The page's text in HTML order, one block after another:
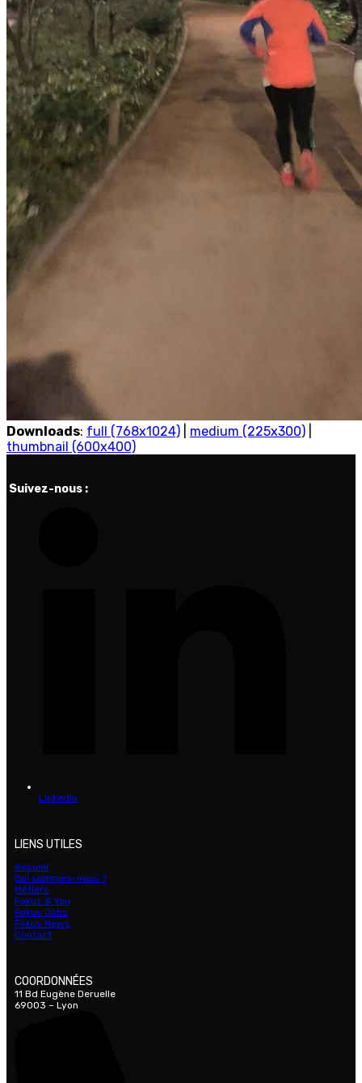
Downloads: full (768x1024) medium (225x300)
thumbnail (600x400)
Suivez-nous :
LinkedIn
LIENS UTILES
Accueil
Qui sommes-nous ?
Métiers
Fokus & You
Fokus Jobs
Fokus News
Contact
COORDONNÉES
11 Bd Eugène Deruelle
69003 – Lyon